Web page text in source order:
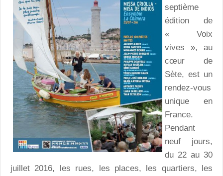
septième
édition de
« Voix
vives », au
cœur de
Sète, est un
rendez-vous
unique en
France.
Pendant
neuf jours,
du 22 au 30
juillet 2016, les rues, les places, les quartiers, les